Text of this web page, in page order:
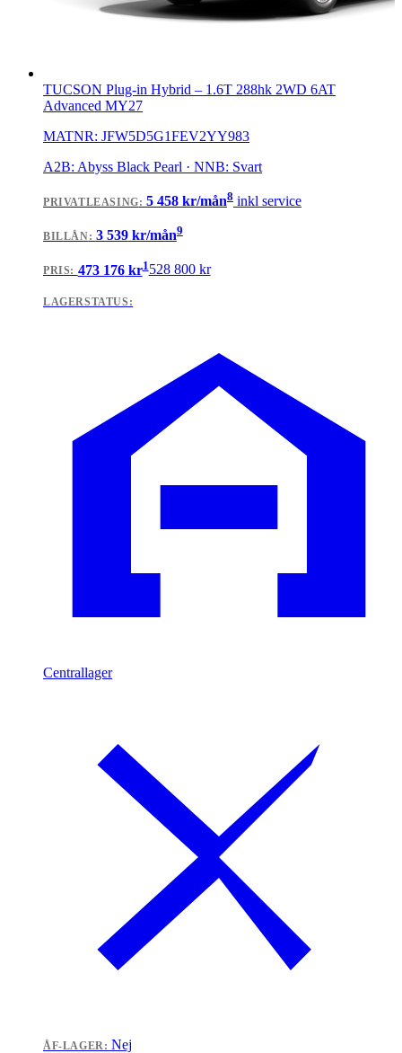
TUCSON Plug-in Hybrid – 1.6T 288hk 2WD 6AT
Advanced MY27
MATNR: JFW5D5G1FEV2YY983
A2B: Abyss Black Pearl · NNB: Svart
PRIVATLEASING:5 458 kr/mån8 inkl service
BILLÅN: 3 539kr/mån9
PRIS: 473 176kr1528 800kr
LAGERSTATUS:
Centrallager
ÅF-LAGER: Nej